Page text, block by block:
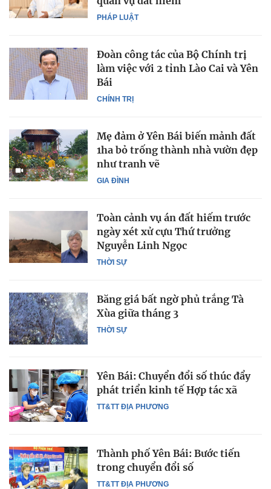
PHÁP LUẬT
CHÍNH TRỊ
Đoàn công tác của Bộ Chính trị
làm việc với 2 tỉnh Lào Cai và Yên
Bái
GIA ĐÌNH
Mẹ đảm ở Yên Bái biến mảnh đất
1ha bỏ trống thành nhà vườn đẹp
như tranh vẽ
THỜI SỰ
Toàn cảnh vụ án đất hiếm trước
ngày xét xử cựu Thứ trưởng
Nguyễn Linh Ngọc
THỜI SỰ
Băng giá bất ngờ phủ trắng Tà
Xùa giữa tháng 3
TT&TT ĐỊA PHƯƠNG
Yên Bái: Chuyển đổi số thúc đẩy
phát triển kinh tế Hợp tác xã
TT&TT ĐỊA PHƯƠNG
Thành phố Yên Bái: Bước tiến
trong chuyển đổi số